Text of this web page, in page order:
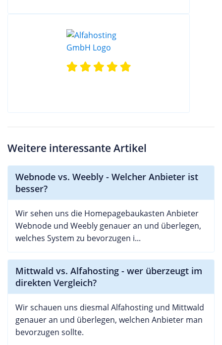
Weitere interessante Artikel
Webnode vs. Weebly - Welcher Anbieter ist
besser?
Wir sehen uns die Homepagebaukasten Anbieter
Webnode und Weebly genauer an und überlegen,
welches System zu bevorzugen i...
Mittwald vs. Alfahosting - wer überzeugt im
direkten Vergleich?
Wir schauen uns diesmal Alfahosting und Mittwald
genauer an und überlegen, welchen Anbieter man
bevorzugen sollte.